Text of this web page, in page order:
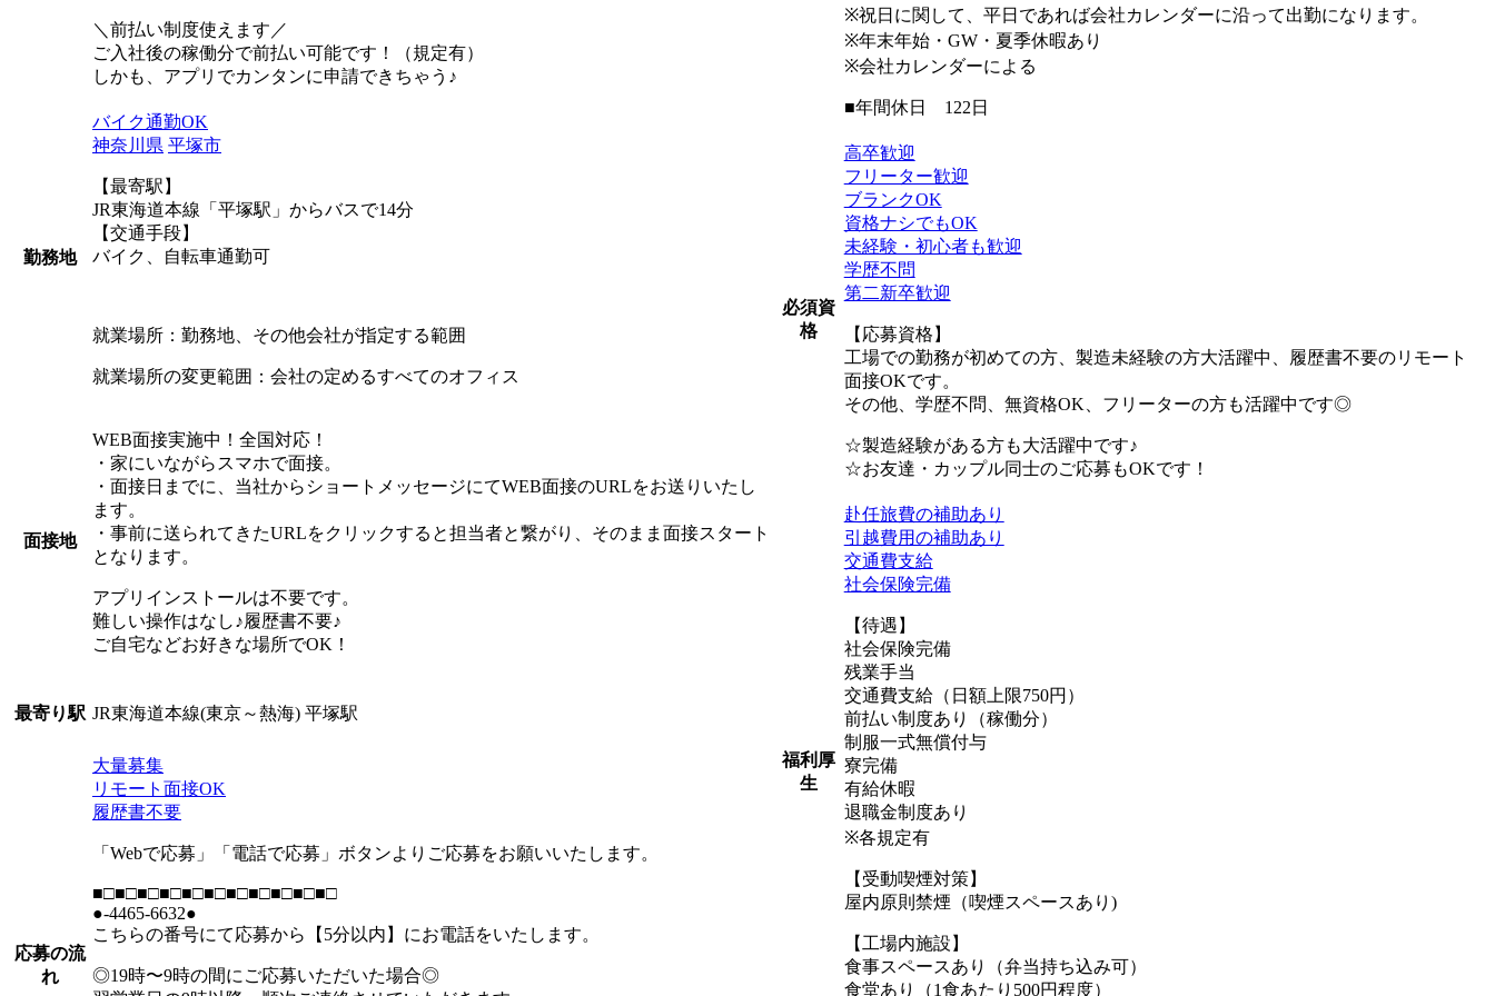
＼前払い制度使えます／
ご入社後の稼働分で前払い可能です！（規定有）
しかも、アプリでカンタンに申請できちゃう♪
勤務地
バイク通勤OK
神奈川県 平塚市
【最寄駅】
JR東海道本線「平塚駅」からバスで14分
【交通手段】
バイク、自転車通勤可
就業場所：勤務地、その他会社が指定する範囲
就業場所の変更範囲：会社の定めるすべてのオフィス
面接地
WEB面接実施中！全国対応！
・家にいながらスマホで面接。
・面接日までに、当社からショートメッセージにてWEB面接のURLをお送りいたし
ます。
・事前に送られてきたURLをクリックすると担当者と繋がり、そのまま面接スタート
となります。
アプリインストールは不要です。
難しい操作はなし♪履歴書不要♪
ご自宅などお好きな場所でOK！
最寄り駅 JR東海道本線(東京～熱海) 平塚駅
応募の流
れ
大量募集
リモート面接OK
履歴書不要
「Webで応募」「電話で応募」ボタンよりご応募をお願いいたします。
■□■□■□■□■□■□■□■□■□■□■□
●-4465-6632●
こちらの番号にて応募から【5分以内】にお電話をいたします。
◎19時〜9時の間にご応募いただいた場合◎
※祝日に関して、平日であれば会社カレンダーに沿って出勤になります。
※年末年始・GW・夏季休暇あり
※会社カレンダーによる
■年間休日 122日
必須資
格
高卒歓迎
フリーター歓迎
ブランクOK
資格ナシでもOK
未経験・初心者も歓迎
学歴不問
第二新卒歓迎
【応募資格】
工場での勤務が初めての方、製造未経験の方大活躍中、履歴書不要のリモート
面接OKです。
その他、学歴不問、無資格OK、フリーターの方も活躍中です◎
☆製造経験がある方も大活躍中です♪
☆お友達・カップル同士のご応募もOKです！
福利厚
生
赴任旅費の補助あり
引越費用の補助あり
交通費支給
社会保険完備
【待遇】
社会保険完備
残業手当
交通費支給（日額上限750円）
前払い制度あり（稼働分）
制服一式無償付与
寮完備
有給休暇
退職金制度あり
※各規定有
【受動喫煙対策】
屋内原則禁煙（喫煙スペースあり)
【工場内施設】
食事スペースあり（弁当持ち込み可）
食堂あり（1食あたり500円程度）